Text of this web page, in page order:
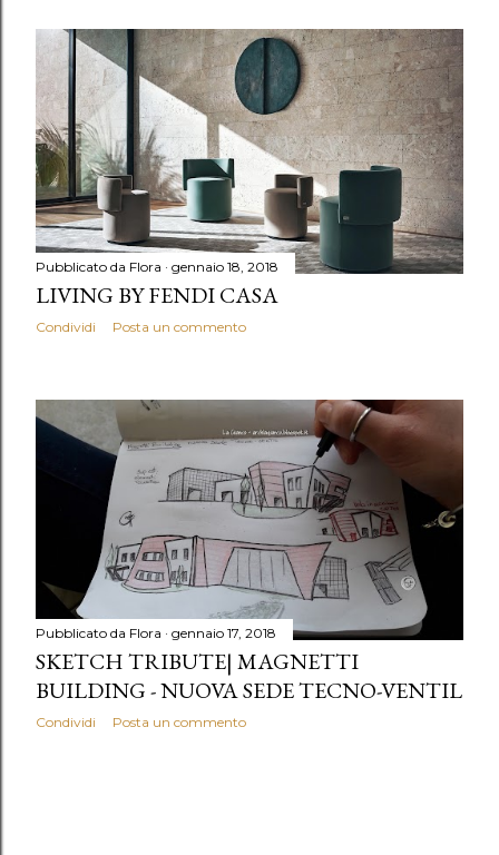
Pubblicato da Flora gennaio 18, 2018
LIVING BY FENDI CASA
Condividi Posta un commento
Pubblicato da Flora gennaio 17, 2018
SKETCH TRIBUTE| MAGNETTI
BUILDING - NUOVA SEDE TECNO-VENTIL
Condividi Posta un commento